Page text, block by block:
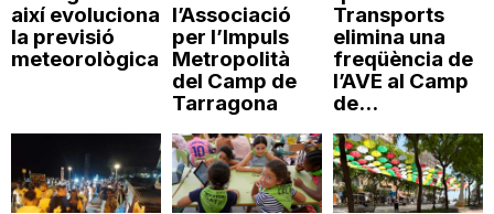
així evoluciona
la previsió
meteorològica
l’Associació
per l’Impuls
Metropolità
del Camp de
Tarragona
Transports
elimina una
freqüència de
l’AVE al Camp
de...